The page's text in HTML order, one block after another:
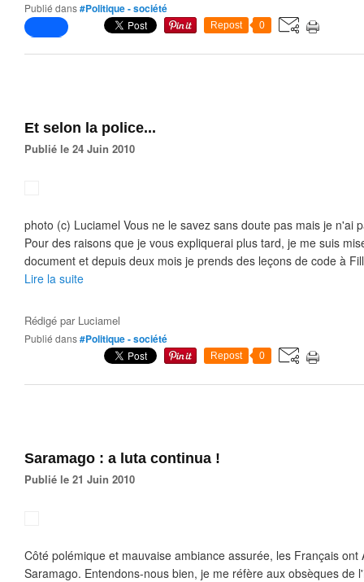
Publié dans#Politique - société
Repost 0
Et selon la police...
Publié le 24 Juin 2010
photo (c) Luciamel Vous ne le savez sans doute pas mais je n'ai
Pour des raisons que je vous expliquerai plus tard, je me suis
document et depuis deux mois je prends des leçons de code à
Lire la suite
Rédigé par Luciamel
Publié dans#Politique - société
Repost 0
Saramago : a luta continua !
Publié le 21 Juin 2010
Côté polémique et mauvaise ambiance assurée, les Français ont
Saramago. Entendons-nous bien, je me réfère aux obsèques de